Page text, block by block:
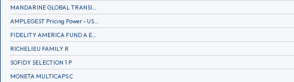
RICHELIEU FAMILY R
SOFIDY SELECTION 1 P
MONETA MULTICAPS C